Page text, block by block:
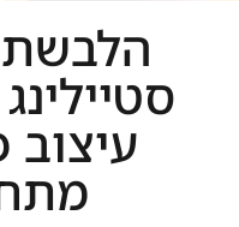
עיצוב